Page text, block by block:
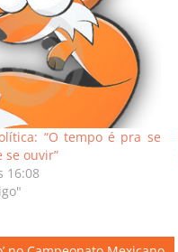
“O tempo é pra se
se ouvir”
16:08